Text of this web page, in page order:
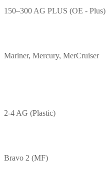
150–300 AG PLUS (OE - Plus)
Mariner, Mercury, MerCruiser
2-4 AG (Plastic)
Bravo 2 (MF)